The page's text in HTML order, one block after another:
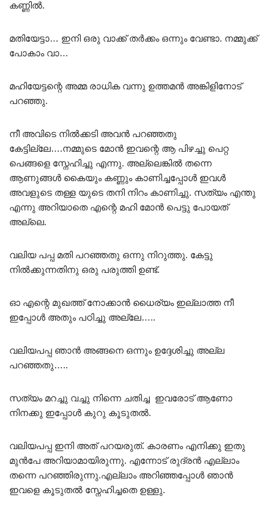
കണ്ണിൽ.
മതിയേട്ടാ… ഇനി ഒരു വാക്ക് തർക്കം ഒന്നും വേണ്ടാ. നമ്മുക്ക്
പോകാം വാ…
മഹിയേട്ടന്റെ അമ്മ രാധിക വന്നു ഉത്തമൻ അങ്കിളിനോട്
പറഞ്ഞു.
നീ അവിടെ നിൽക്കടി അവൻ പറഞ്ഞതു
കേട്ടില്ലേ….നമ്മുടെ മോൻ ഇവന്റെ ആ പിഴച്ചു പെറ്റ
പെങ്ങളെ സ്നേഹിച്ചു എന്നു. അല്ലെങ്കിൽ തന്നെ
ആണുങ്ങൾ കൈയും കണ്ണും കാണിച്ചപ്പോൾ ഇവൾ
അവളുടെ തള്ള യുടെ തനി നിറം കാണിച്ചു. സത്യം എന്തു
എന്നു അറിയാതെ എന്റെ മഹി മോൻ പെട്ടു പോയത്
അല്ലെ.
വലിയ പപ്പ മതി പറഞ്ഞതു ഒന്നു നിറുത്തു. കേട്ടു
നിൽക്കുന്നതിനു ഒരു പരുത്തി ഉണ്ട്.
ഓ എന്റെ മുഖത്ത് നോക്കാൻ ധൈര്യം ഇല്ലാത്ത നീ
ഇപ്പോൾ അതും പഠിച്ചു അല്ലേ…..
വലിയപപ്പ ഞാൻ അങ്ങനെ ഒന്നും ഉദ്ദേശിച്ചു അല്ല
പറഞ്ഞതു…..
സത്യം മറച്ചു വച്ചു നിന്നെ ചതിച്ച ഇവരോട് ആണോ
നിനക്കു ഇപ്പോൾ കുറു കൂടുതൽ.
വലിയപപ്പ ഇനി അത് പറയരുത്. കാരണം എനിക്കു ഇതു
മുൻപേ അറിയാമായിരുന്നു. എന്നോട് രുദ്രൻ എല്ലാം
തന്നെ പറഞ്ഞിരുന്നു.എല്ലാം അറിഞ്ഞപ്പോൾ ഞാൻ
ഇവളെ കൂടുതൽ സ്നേഹിച്ചതെ ഉള്ളു.